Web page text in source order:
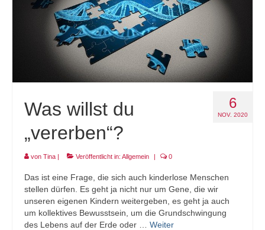
6
NOV. 2020
Was willst du
„vererben“?
von Tina | Veröffentlicht in: Allgemein | 0
Das ist eine Frage, die sich auch kinderlose Menschen
stellen dürfen. Es geht ja nicht nur um Gene, die wir
unseren eigenen Kindern weitergeben, es geht ja auch
um kollektives Bewusstsein, um die Grundschwingung
des Lebens auf der Erde oder … Weiter